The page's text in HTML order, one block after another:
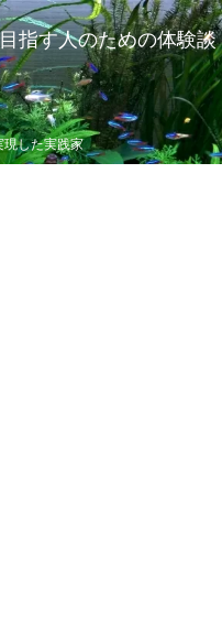
指す人のための体験談
現した実践家